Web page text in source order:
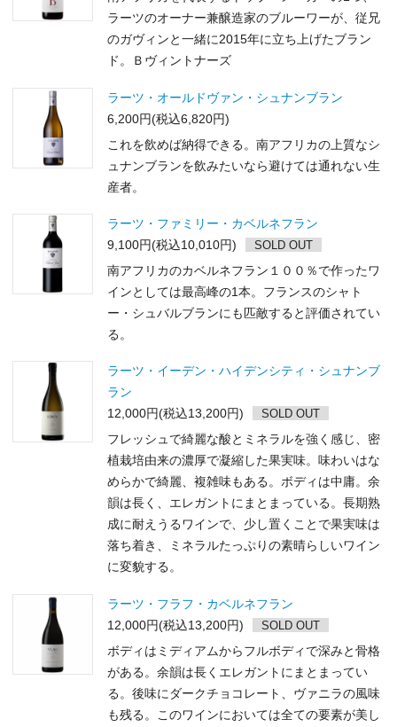
ラーツのオーナー兼醸造家のブルーワーが、従兄
のガヴィンと一緒に2015年に立ち上げたブラン
ド。Ｂヴィントナーズ
ラーツ・オールドヴァン・シュナンブラン
6,200円(税込6,820円)
これを飲めば納得できる。南アフリカの上質なシ
ュナンブランを飲みたいなら避けては通れない生
産者。
ラーツ・ファミリー・カベルネフラン
9,100円(税込10,010円)
SOLD OUT
南アフリカのカベルネフラン１００％で作ったワ
インとしては最高峰の1本。フランスのシャト
ー・シュバルブランにも匹敵すると評価されてい
る。
ラーツ・イーデン・ハイデンシティ・シュナンブ
ラン
12,000円(税込13,200円)
SOLD OUT
フレッシュで綺麗な酸とミネラルを強く感じ、密
植栽培由来の濃厚で凝縮した果実味。味わいはな
めらかで綺麗、複雑味もある。ボディは中庸。余
韻は長く、エレガントにまとまっている。長期熟
成に耐えうるワインで、少し置くことで果実味は
落ち着き、ミネラルたっぷりの素晴らしいワイン
に変貌する。
ラーツ・フラフ・カベルネフラン
12,000円(税込13,200円)
SOLD OUT
ボディはミディアムからフルボディで深みと骨格
がある。余韻は長くエレガントにまとまってい
る。後味にダークチョコレート、ヴァニラの風味
も残る。このワインにおいては全ての要素が美し